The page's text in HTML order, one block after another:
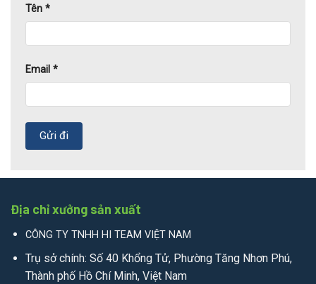
Tên *
Email *
Địa chỉ xưởng sản xuất
CÔNG TY TNHH HI TEAM VIỆT NAM
Trụ sở chính: Số 40 Khổng Tử, Phường Tăng Nhơn Phú,
Thành phố Hồ Chí Minh, Việt Nam